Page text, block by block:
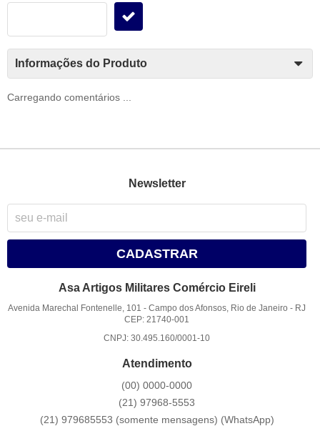
Informações do Produto
Carregando comentários ...
Newsletter
CADASTRAR
Asa Artigos Militares Comércio Eireli
Avenida Marechal Fontenelle, 101 -Campo dos Afonsos, Rio de Janeiro - RJ
CEP: 21740-001
CNPJ: 30.495.160/0001-10
Atendimento
(00) 0000-0000
(21) 97968-5553
(21) 979685553 (somente mensagens) (WhatsApp)